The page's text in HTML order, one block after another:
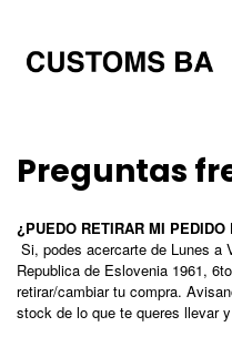
Preguntas
¿PUEDO RETIRAR MI
Si, podes acercarte de Lunes a
Republica de Eslovenia 1961,
retirar/cambiar tu compra.
stock de lo que te queres llevar